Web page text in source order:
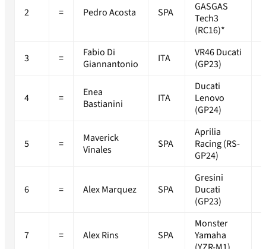
2 = Pedro Acosta SPA
GASGAS
Tech3
(RC16)*
3 =
Fabio Di
Giannantonio
ITA
VR46 Ducati
(GP23)
4 =
Enea
Bastianini
ITA
Ducati
Lenovo
(GP24)
5 =
Maverick
Vinales
SPA
Aprilia
Racing (RS-
GP24)
6 = Alex Marquez SPA
Gresini
Ducati
(GP23)
7 = Alex Rins SPA
Monster
Yamaha